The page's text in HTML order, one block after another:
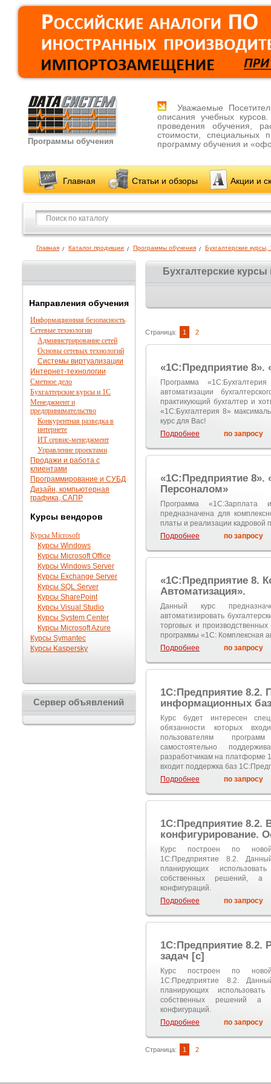
Программы обучения
Уважаемые
описания учебных
проведения обучения,
стоимости, специальных
программу обучения и
Главная Статьи и обзоры Акции и
Главная Каталог продукции Программы обучения Бухгалтерские
Направления обучения
Информационная безопасность
Сетевые технологии
Администрирование сетей
Основы сетевых технологий
Системы виртуализации
Интернет-технологии
Сметное дело
Бухгалтерские курсы и 1С
Менеджмент и
предпринимательство
Конкурентная разведка в
интернете
ИТ сервис-менеджмент
Управление проектами
Продажи и работа с
клиентами
Программирование и СУБД
Дизайн, компьютерная
графика, САПР
Курсы вендоров
Курсы Microsoft
Курсы Windows
Курсы Microsoft Office
Курсы Windows Server
Курсы Exchange Server
Курсы SQL Server
Курсы SharePoint
Курсы Visual Studio
Курсы System Center
Курсы Microsoft Azure
Курсы Symantec
Курсы Kaspersky
Сервер объявлений
Бухгалтерские курсы
Страница: 1 2
«1С:Предприятие 8».
Программа
автоматизации
практикующий бухгалтер и
«1С:Бухгалтерия 8»
курс для Вас!
Подробнее
по запросу
«1С:Предприятие 8».
Персоналом»
Программа
предназначена для
платы и реализации кадровой
Подробнее
по запросу
«1С:Предприятие 8.
Автоматизация».
Данный курс
автоматизировать
торговых и
программы «1С: Комплексная
Подробнее
по запросу
1С:Предприятие 8.2.
информационных баз
Курс будет интересен
обязанности которых
пользователям
самостоятельно
разработчикам на платформе
входит поддержка баз
Подробнее
по запросу
1С:Предприятие 8.2.
конфигурирование.
Курс построен по
1С:Предприятие 8.2.
планирующих
собственных решений, а
конфигураций.
Подробнее
по запросу
1С:Предприятие 8.2.
задач [с]
Курс построен по
1С:Предприятие 8.2.
планирующих
собственных решений а
конфигураций.
Подробнее
по запросу
Страница: 1 2